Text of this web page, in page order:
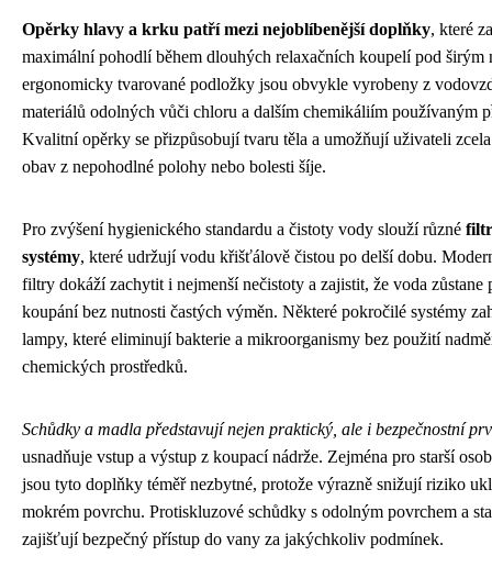
Opěrky hlavy a krku patří mezi nejoblíbenější doplňky, které
maximální pohodlí během dlouhých relaxačních koupelí pod širým
ergonomicky tvarované podložky jsou obvykle vyrobeny z
materiálů odolných vůči chloru a dalším chemikáliím používaným
Kvalitní opěrky se přizpůsobují tvaru těla a umožňují uživateli
obav z nepohodlné polohy nebo bolesti šíje.
Pro zvýšení hygienického standardu a čistoty vody slouží různé
systémy, které udržují vodu křišťálově čistou po delší dobu.
filtry dokáží zachytit i nejmenší nečistoty a zajistit, že voda zůstane
koupání bez nutnosti častých výměn. Některé pokročilé systémy
lampy, které eliminují bakterie a mikroorganismy bez použití
chemických prostředků.
Schůdky a madla představují nejen praktický, ale i bezpečnostní
usnadňuje vstup a výstup z koupací nádrže. Zejména pro starší
jsou tyto doplňky téměř nezbytné, protože výrazně snižují riziko
mokrém povrchu. Protiskluzové schůdky s odolným povrchem a
zajišťují bezpečný přístup do vany za jakýchkoliv podmínek.